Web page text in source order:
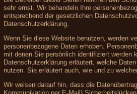
sehr ernst. Wir behandeln Ihre
entsprechend der gesetzlichen
Datenschutzerklärung.
Wenn Sie diese Website benutzen, werden
personenbezogene Daten erhoben.
mit denen Sie persönlich identifiziert werden
Datenschutzerklärung erläutert, welche
nutzen. Sie erläutert auch, wie und zu
Wir weisen darauf hin, dass die